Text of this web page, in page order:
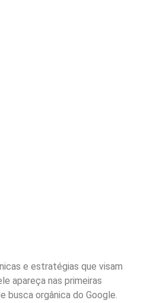
e estratégias que visam
apareça nas primeiras
busca orgânica do Google.